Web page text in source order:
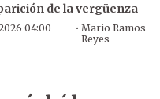
de la vergüenza
04:00
· Mario Ramos
Reyes